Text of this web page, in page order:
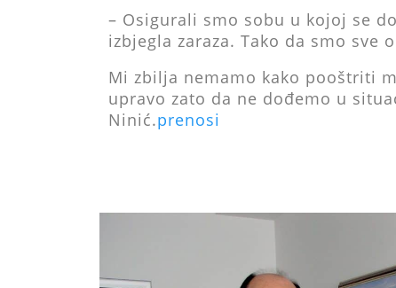
– Osigurali smo sobu u kojoj se
izbjegla zaraza. Tako da smo
Mi zbilja nemamo kako pooštriti
upravo zato da ne dođemo u
Ninić.prenosi